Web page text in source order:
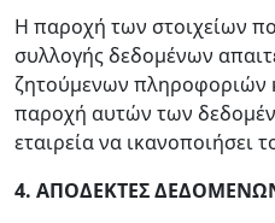
Η παροχή των στοιχείων
συλλογής δεδομένων
ζητούμενων πληροφοριών
παροχή αυτών των
εταιρεία να ικανοποιήσει
4. ΑΠΟΔΕΚΤΕΣ